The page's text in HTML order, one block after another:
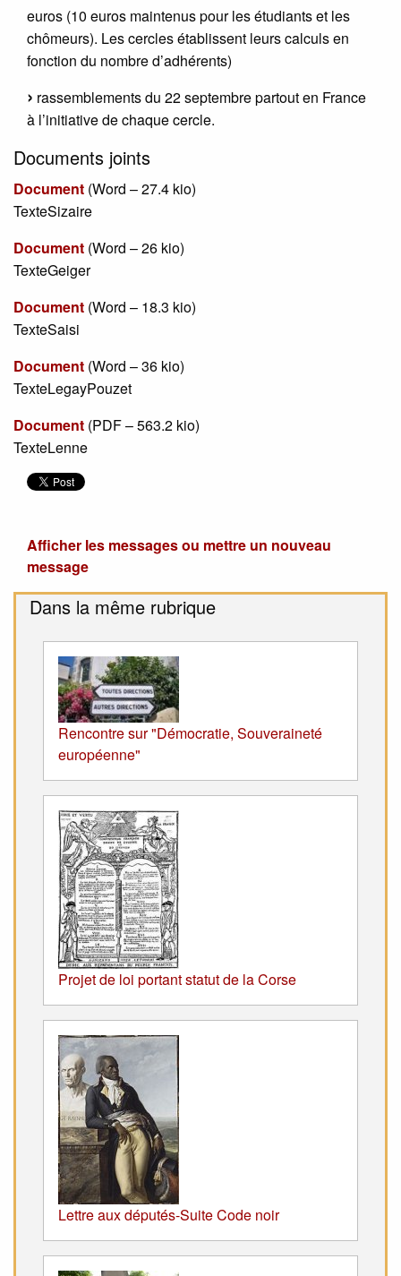
euros (10 euros maintenus pour les étudiants et les
chômeurs). Les cercles établissent leurs calculs en
fonction du nombre d’adhérents)
rassemblements du 22 septembre partout en France
à l’initiative de chaque cercle.
Documents joints
Document (Word – 27.4 kio)
TexteSizaire
Document (Word – 26 kio)
TexteGeiger
Document (Word – 18.3 kio)
TexteSaisi
Document (Word – 36 kio)
TexteLegayPouzet
Document (PDF – 563.2 kio)
TexteLenne
Afficher les messages ou mettre un nouveau
message
Dans la même rubrique
Rencontre sur "Démocratie, Souveraineté
européenne"
Projet de loi portant statut de la Corse
Lettre aux députés-Suite Code noir